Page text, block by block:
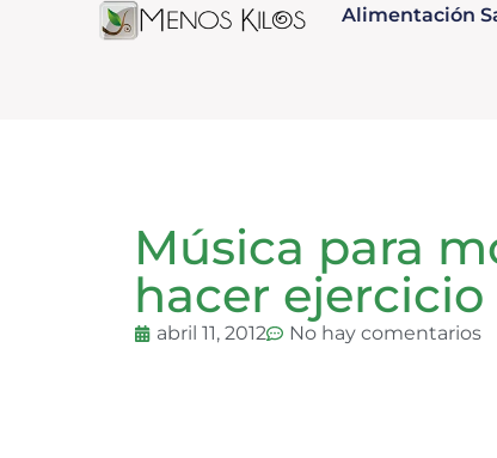
Alimentación
Música para
hacer ejercicio
abril 11, 2012 No hay comentarios